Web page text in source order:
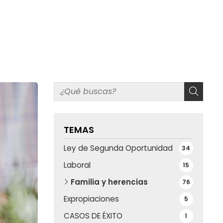
TEMAS
Ley de Segunda Oportunidad 34
Laboral 15
Familia y herencias 76
Expropiaciones 5
CASOS DE ÉXITO 1